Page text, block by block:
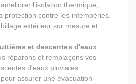
l'isolation thermique,
protection contre les intempéries.
extérieur sur mesure et
et descentes d'eaux
réparons et remplaçons vos
d'eaux pluviales
assurer une évacuation